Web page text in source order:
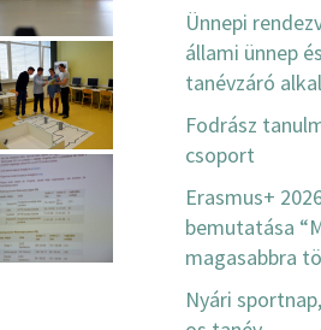
Ünnepi
állami ünnep
tanévzáró
Fodrász
csoport
Erasmus+
bemutatása
magasabbra
Nyári